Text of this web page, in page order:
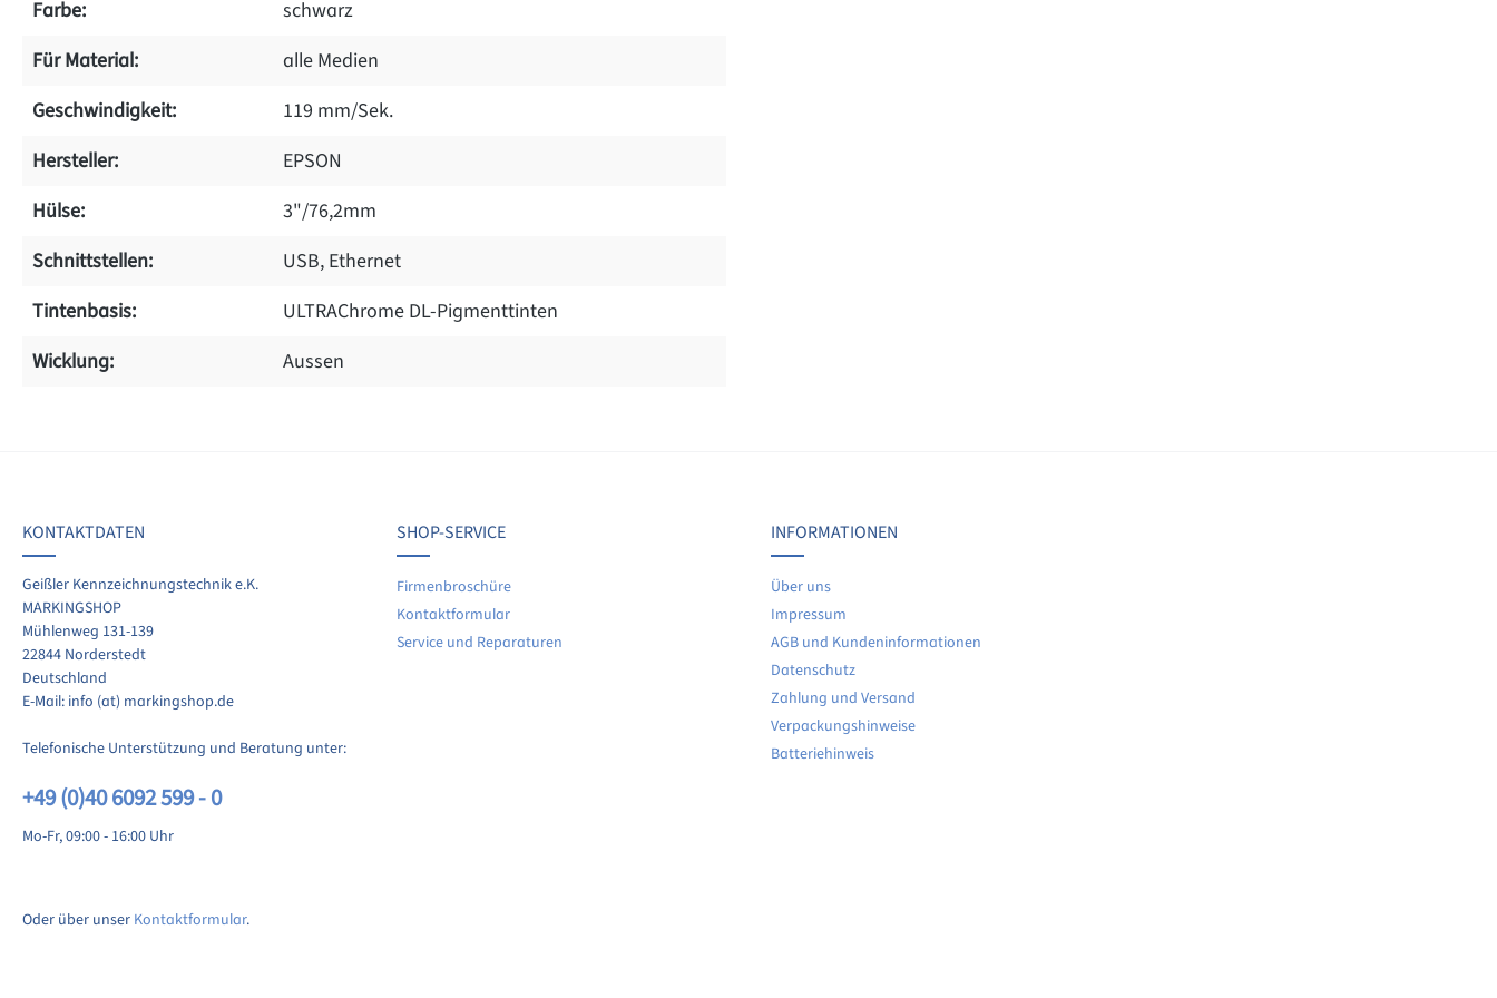
Farbe:
schwarz
Für Material:
alle Medien
Geschwindigkeit:
119 mm/Sek.
Hersteller:
EPSON
Hülse:
3"/76,2mm
Schnittstellen:
USB, Ethernet
Tintenbasis:
ULTRAChrome DL-Pigmenttinten
Wicklung:
Aussen
Sie Ihre Erfahrungen mit anderen Kunden.
schreiben
Keine Bewertungen gefunden. Teilen Sie Ihre Erfahrungen mit anderen.
KONTAKTDATEN
Geißler Kennzeichnungstechnik e.K.
MARKINGSHOP
Mühlenweg 131-139
22844 Norderstedt
Deutschland
E-Mail: info (at) markingshop.de
Telefonische Unterstützung und Beratung unter:
+49 (0)40 6092 599 - 0
Mo-Fr, 09:00 - 16:00 Uhr
Oder über unser Kontaktformular.
SHOP-SERVICE
Firmenbroschüre
Kontaktformular
Service und Reparaturen
INFORMATIONEN
Über uns
Impressum
AGB und Kundeninformationen
Datenschutz
Zahlung und Versand
Verpackungshinweise
Batteriehinweis